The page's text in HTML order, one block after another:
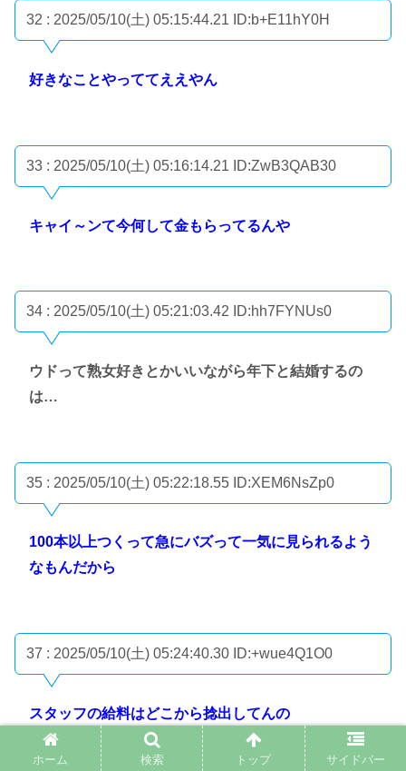
32 : 2025/05/10(土) 05:15:44.21 ID:b+E11hY0H
好きなことやっててええやん
33 : 2025/05/10(土) 05:16:14.21 ID:ZwB3QAB30
キャイ～ンて今何して金もらってるんや
34 : 2025/05/10(土) 05:21:03.42 ID:hh7FYNUs0
ウドって熟女好きとかいいながら年下と結婚するの
は…
35 : 2025/05/10(土) 05:22:18.55 ID:XEM6NsZp0
100本以上つくって急にバズって一気に見られるよう
なもんだから
37 : 2025/05/10(土) 05:24:40.30 ID:+wue4Q1O0
スタッフの給料はどこから捻出してんの
ホーム 検索 トップ サイドバー